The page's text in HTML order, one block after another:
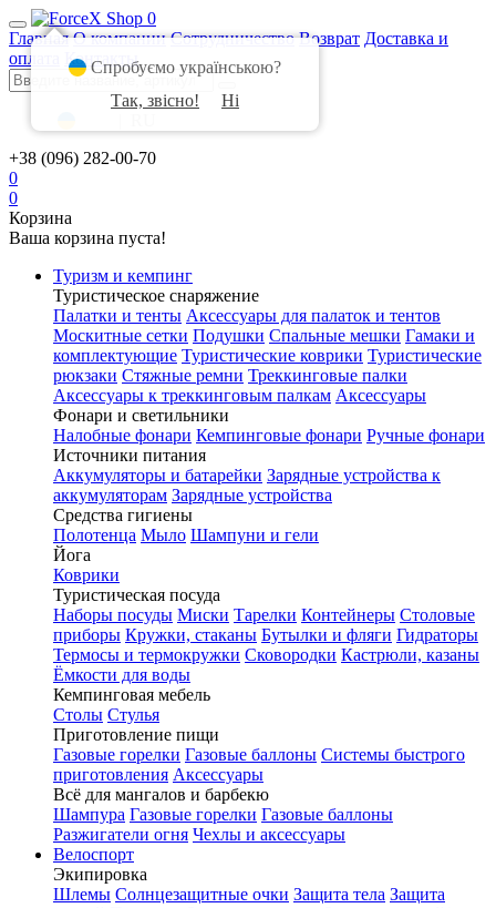
0
Главная О компании Сотрудничество Возврат Доставка и
оплата
Контакты
+38 (096) 282-00-70
0
0
Корзина
Ваша корзина пуста!
Туризм и кемпинг
Туристическое снаряжение
Палатки и тенты Аксессуары для палаток и тентов
Москитные сетки Подушки Спальные мешки Гамаки и
комплектующие Туристические коврики Туристические
рюкзаки Стяжные ремни Треккинговые палки
Аксессуары к треккинговым палкам Аксессуары
Фонари и светильники
Налобные фонари Кемпинговые фонари Ручные фонари
Источники питания
Аккумуляторы и батарейки Зарядные устройства к
аккумуляторам Зарядные устройства
Средства гигиены
Полотенца Мыло Шампуни и гели
Йога
Коврики
Туристическая посуда
Наборы посуды Миски Тарелки Контейнеры Столовые
приборы Кружки, стаканы Бутылки и фляги Гидраторы
Термосы и термокружки Сковородки Кастрюли, казаны
Ёмкости для воды
Кемпинговая мебель
Столы Стулья
Приготовление пищи
Газовые горелки Газовые баллоны Системы быстрого
приготовления Аксессуары
Всё для мангалов и барбекю
Шампура Газовые горелки Газовые баллоны
Разжигатели огня Чехлы и аксессуары
Велоспорт
Экипировка
Шлемы Солнцезащитные очки Защита тела Защита
Спробуємо українською?
Так, звісно!
Ні